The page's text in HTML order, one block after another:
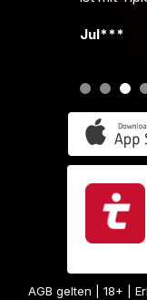
Jul***
AGB gelten | 18+ |